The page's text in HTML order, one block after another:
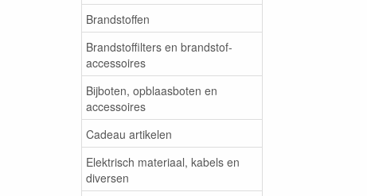
Brandstoffen
Brandstoffilters en brandstof-
accessoires
Bijboten, opblaasboten en
accessoires
Cadeau artikelen
Elektrisch materiaal, kabels en
diversen